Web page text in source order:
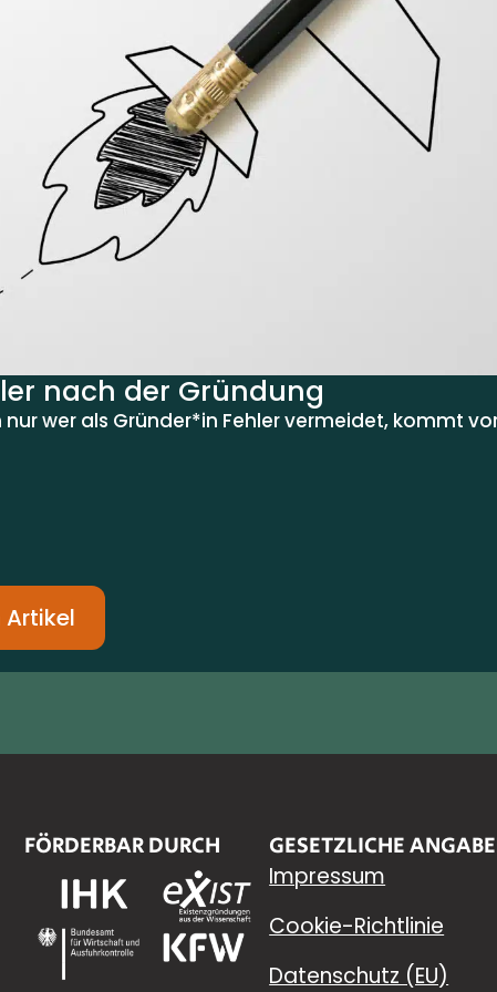
nach der Gründung
wer als Gründer*in Fehler vermeidet, kommt
Artikel
FÖRDERBAR DURCH GESETZLICHE
Impressum
Cookie-Richtlinie
Datenschutz (EU)